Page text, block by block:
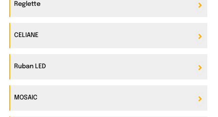
Reglette
CELIANE
Ruban LED
MOSAIC